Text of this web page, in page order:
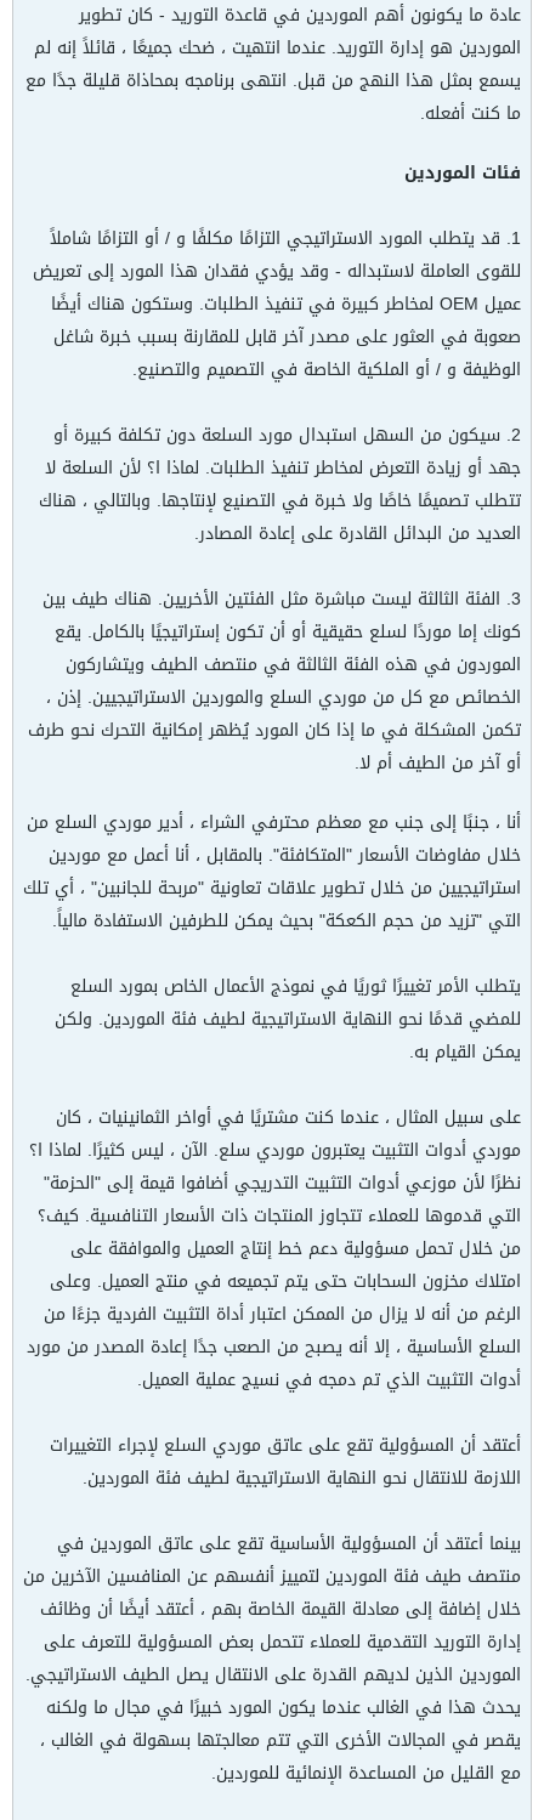
عادة ما يكونون أهم الموردين في قاعدة التوريد - كان تطوير
الموردين هو إدارة التوريد. عندما انتهيت ، ضحك جميعًا ، قائلاً إنه لم
يسمع بمثل هذا النهج من قبل. انتهى برنامجه بمحاذاة قليلة جدًا مع
ما كنت أفعله.
فئات الموردين
1. قد يتطلب المورد الاستراتيجي التزامًا مكلفًا و / أو التزامًا شاملاً
للقوى العاملة لاستبداله - وقد يؤدي فقدان هذا المورد إلى تعريض
عميل OEM لمخاطر كبيرة في تنفيذ الطلبات. وستكون هناك أيضًا
صعوبة في العثور على مصدر آخر قابل للمقارنة بسبب خبرة شاغل
الوظيفة و / أو الملكية الخاصة في التصميم والتصنيع.
2. سيكون من السهل استبدال مورد السلعة دون تكلفة كبيرة أو
جهد أو زيادة التعرض لمخاطر تنفيذ الطلبات. لماذا ا؟ لأن السلعة لا
تتطلب تصميمًا خاصًا ولا خبرة في التصنيع لإنتاجها. وبالتالي ، هناك
العديد من البدائل القادرة على إعادة المصادر.
3. الفئة الثالثة ليست مباشرة مثل الفئتين الأخريين. هناك طيف بين
كونك إما موردًا لسلع حقيقية أو أن تكون إستراتيجيًا بالكامل. يقع
الموردون في هذه الفئة الثالثة في منتصف الطيف ويتشاركون
الخصائص مع كل من موردي السلع والموردين الاستراتيجيين. إذن ،
تكمن المشكلة في ما إذا كان المورد يُظهر إمكانية التحرك نحو طرف
أو آخر من الطيف أم لا.
أنا ، جنبًا إلى جنب مع معظم محترفي الشراء ، أدير موردي السلع من
خلال مفاوضات الأسعار "المتكافئة". بالمقابل ، أنا أعمل مع موردين
استراتيجيين من خلال تطوير علاقات تعاونية "مربحة للجانبين" ، أي تلك
التي "تزيد من حجم الكعكة" بحيث يمكن للطرفين الاستفادة مالياً.
يتطلب الأمر تغييرًا ثوريًا في نموذج الأعمال الخاص بمورد السلع
للمضي قدمًا نحو النهاية الاستراتيجية لطيف فئة الموردين. ولكن
يمكن القيام به.
على سبيل المثال ، عندما كنت مشتريًا في أواخر الثمانينيات ، كان
موردي أدوات التثبيت يعتبرون موردي سلع. الآن ، ليس كثيرًا. لماذا ا؟
نظرًا لأن موزعي أدوات التثبيت التدريجي أضافوا قيمة إلى "الحزمة"
التي قدموها للعملاء تتجاوز المنتجات ذات الأسعار التنافسية. كيف؟
من خلال تحمل مسؤولية دعم خط إنتاج العميل والموافقة على
امتلاك مخزون السحابات حتى يتم تجميعه في منتج العميل. وعلى
الرغم من أنه لا يزال من الممكن اعتبار أداة التثبيت الفردية جزءًا من
السلع الأساسية ، إلا أنه يصبح من الصعب جدًا إعادة المصدر من مورد
أدوات التثبيت الذي تم دمجه في نسيج عملية العميل.
أعتقد أن المسؤولية تقع على عاتق موردي السلع لإجراء التغييرات
اللازمة للانتقال نحو النهاية الاستراتيجية لطيف فئة الموردين.
بينما أعتقد أن المسؤولية الأساسية تقع على عاتق الموردين في
منتصف طيف فئة الموردين لتمييز أنفسهم عن المنافسين الآخرين من
خلال إضافة إلى معادلة القيمة الخاصة بهم ، أعتقد أيضًا أن وظائف
إدارة التوريد التقدمية للعملاء تتحمل بعض المسؤولية للتعرف على
الموردين الذين لديهم القدرة على الانتقال يصل الطيف الاستراتيجي.
يحدث هذا في الغالب عندما يكون المورد خبيرًا في مجال ما ولكنه
يقصر في المجالات الأخرى التي تتم معالجتها بسهولة في الغالب ،
مع القليل من المساعدة الإنمائية للموردين.